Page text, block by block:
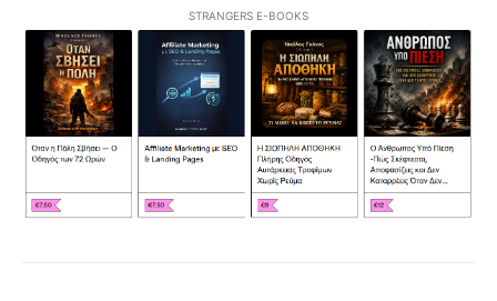
STRANGERS E-BOOKS